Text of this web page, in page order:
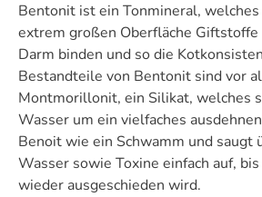
Bentonit ist ein Tonmineral,
extrem großen Oberfläche Giftstoffe
Darm binden und so die
Bestandteile von Bentonit sind vor
Montmorillonit, ein Silikat, welches
Wasser um ein vielfaches
Benoit wie ein Schwamm und saugt
Wasser sowie Toxine einfach auf,
wieder ausgeschieden wird.